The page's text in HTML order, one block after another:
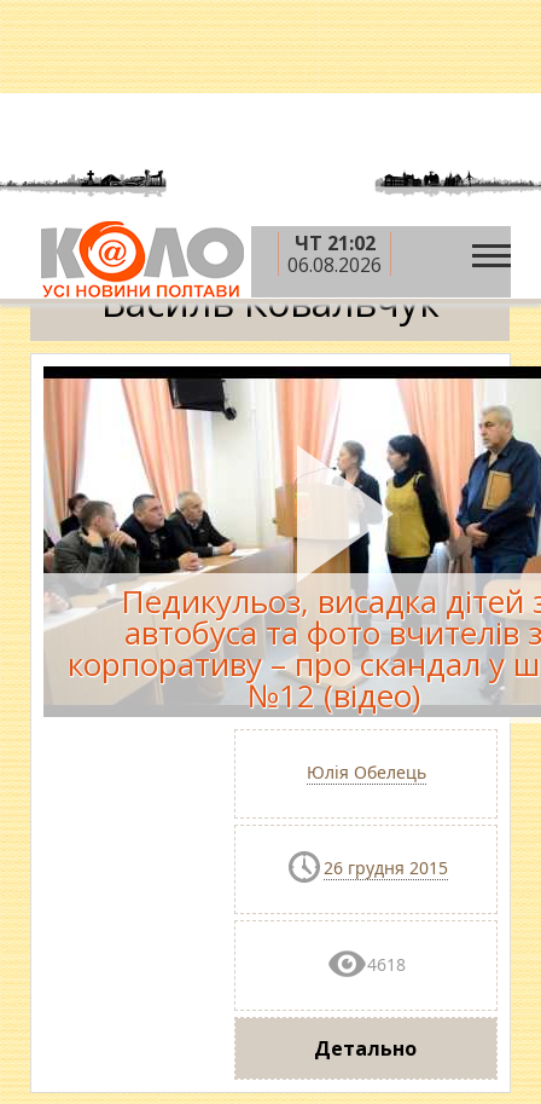
ЧТ 21:02
06.08.2026
Головна » Василь Ковальчук
Василь Ковальчук
Педикульоз, висадка дітей
автобуса та фото вчителів
корпоративу – про скандал у
№12 (відео)
Юлія Обелець
26 грудня 2015
4618
Детально